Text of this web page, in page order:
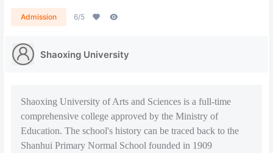
Admission 6/5
Shaoxing University
Shaoxing University of Arts and Sciences is a full-time
comprehensive college approved by the Ministry of
Education. The school's history can be traced back to the
Shanhui Primary Normal School founded in 1909